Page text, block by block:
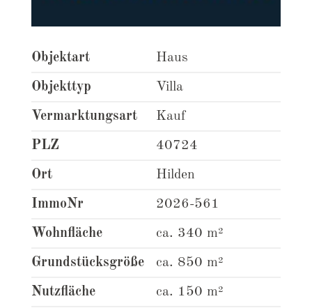
Objektart Haus
Objekttyp Villa
Vermarktungsart Kauf
PLZ 40724
Ort Hilden
ImmoNr 2026-561
Wohnfläche ca. 340 m²
Grundstücksgröße ca. 850 m²
Nutzfläche ca. 150 m²